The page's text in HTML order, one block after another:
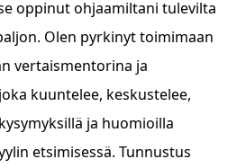
oppinut ohjaamiltani tulevilta
Olen pyrkinyt toimimaan
vertaismentorina ja
kuuntelee, keskustelee,
ja huomioilla
etsimisessä. Tunnustus